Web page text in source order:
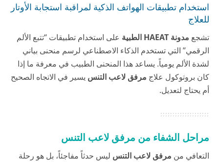
استخدام تطبيقات الهواتف الذكية لمراقبة استجابة الأوتار
للعلاج
تشجع مدونة HAEAT الطبية
على استخدام تطبيقات “تتبع الألم
الرقمي” التي تستخدم الذكاء الاصطناعي لرسم منحنى بياني
لشدة الألم يومياً. يساعد هذا المنحنى الطبيب في معرفة ما إذا
كان بروتوكول علاج مرفق لاعب التنس يسير في الاتجاه الصحيح
أم يحتاج لتعديل.
مراحل الشفاء من مرفق لاعب التنس
التعافي من مرفق لاعب التنس ليس حدثاً مفاجئاً، بل هو رحلة